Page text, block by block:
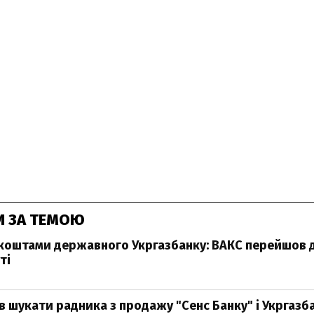
ЗА ТЕМОЮ
державного Укргазбанку: ВАКС перейшов
шукати радника з продажу "Сенс Банку" і